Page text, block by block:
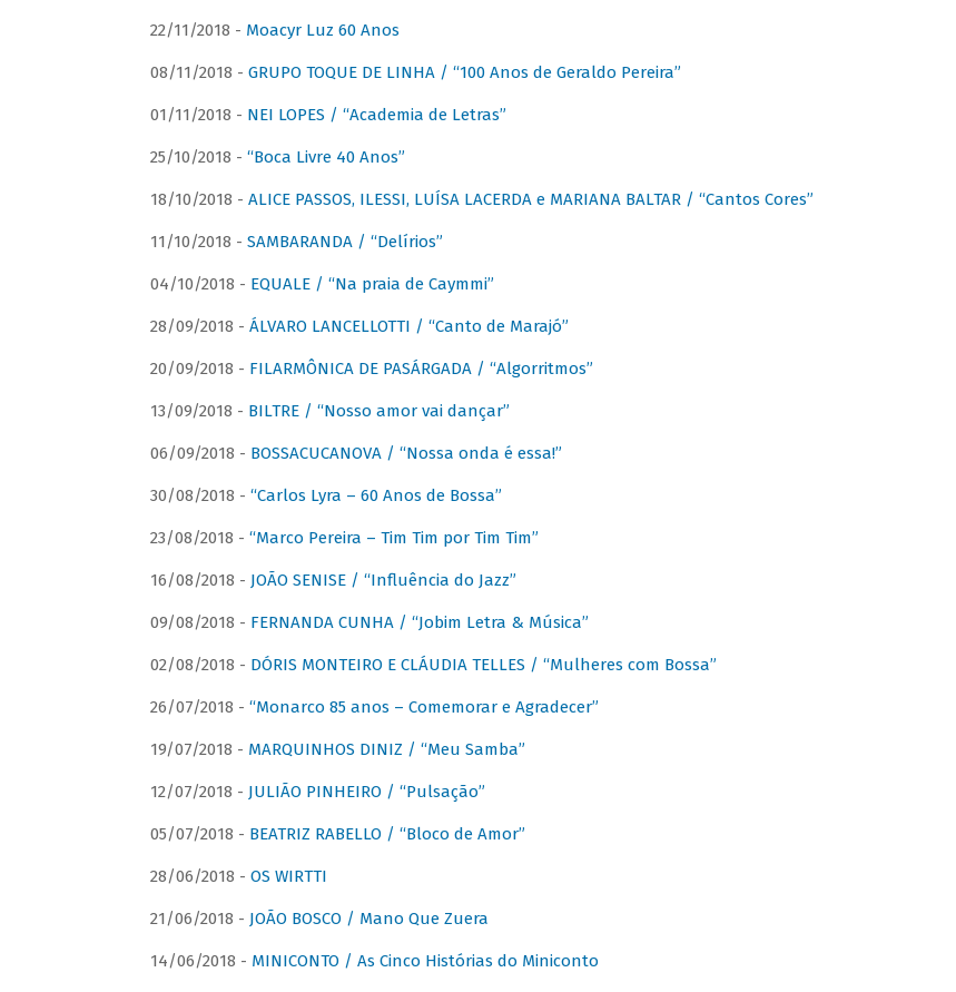
22/11/2018 - Moacyr Luz 60 Anos
08/11/2018 - GRUPO TOQUE DE LINHA / “100 Anos de Geraldo Pereira”
01/11/2018 - NEI LOPES / “Academia de Letras”
25/10/2018 - “Boca Livre 40 Anos”
18/10/2018 - ALICE PASSOS, ILESSI, LUÍSA LACERDA e MARIANA BALTAR / “Cantos Cores”
11/10/2018 - SAMBARANDA / “Delírios”
04/10/2018 - EQUALE / “Na praia de Caymmi”
28/09/2018 - ÁLVARO LANCELLOTTI / “Canto de Marajó”
20/09/2018 - FILARMÔNICA DE PASÁRGADA / “Algorritmos”
13/09/2018 - BILTRE / “Nosso amor vai dançar”
06/09/2018 - BOSSACUCANOVA / “Nossa onda é essa!”
30/08/2018 - “Carlos Lyra – 60 Anos de Bossa”
23/08/2018 - “Marco Pereira – Tim Tim por Tim Tim”
16/08/2018 - JOÃO SENISE / “Influência do Jazz”
09/08/2018 - FERNANDA CUNHA / “Jobim Letra & Música”
02/08/2018 - DÓRIS MONTEIRO E CLÁUDIA TELLES / “Mulheres com Bossa”
26/07/2018 - “Monarco 85 anos – Comemorar e Agradecer”
19/07/2018 - MARQUINHOS DINIZ / “Meu Samba”
12/07/2018 - JULIÃO PINHEIRO / “Pulsação”
05/07/2018 - BEATRIZ RABELLO / “Bloco de Amor”
28/06/2018 - OS WIRTTI
21/06/2018 - JOÃO BOSCO / Mano Que Zuera
14/06/2018 - MINICONTO / As Cinco Histórias do Miniconto